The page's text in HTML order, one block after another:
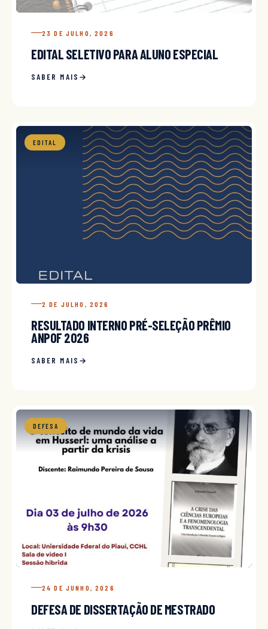
23 DE JULHO, 2026
EDITAL SELETIVO PARA ALUNO ESPECIAL
SABER MAIS
EDITAL
2 DE JULHO, 2026
RESULTADO INTERNO PRÉ-SELEÇÃO PRÊMIO
ANPOF 2026
SABER MAIS
DEFESA
24 DE JUNHO, 2026
DEFESA DE DISSERTAÇÃO DE MESTRADO